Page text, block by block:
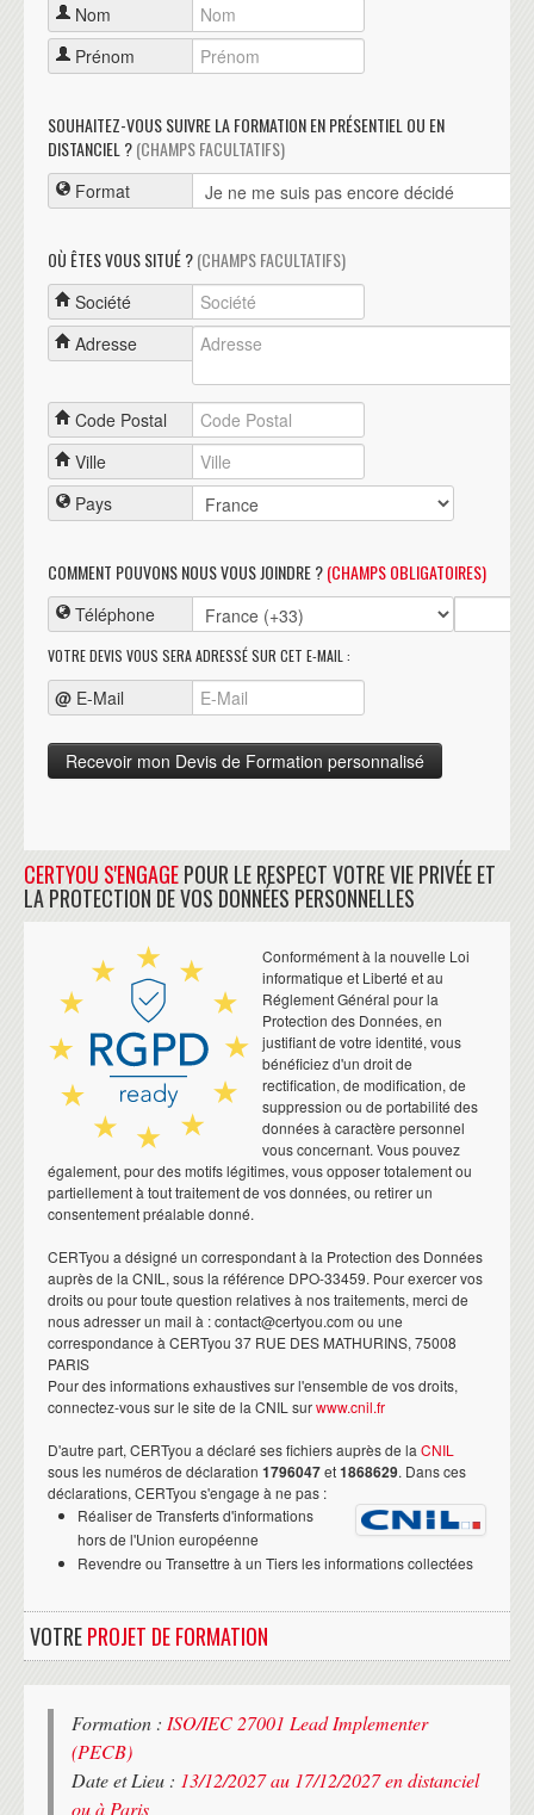
Nom
Prénom
SOUHAITEZ-VOUS SUIVRE LA FORMATION EN PRÉSENTIEL OU EN
DISTANCIEL ?(CHAMPS FACULTATIFS)
Format
OÙ ÊTES VOUS SITUÉ ?(CHAMPS FACULTATIFS)
Société
Adresse
Code Postal
Ville
Pays
COMMENT POUVONS NOUS VOUS JOINDRE ?(CHAMPS OBLIGATOIRES)
Téléphone
VOTRE DEVIS VOUS SERA ADRESSÉ SUR CET E-MAIL :
@ E-Mail
CERTYOU S'ENGAGEPOUR LE RESPECT VOTRE VIE PRIVÉE ET
LA PROTECTION DE VOS DONNÉES PERSONNELLES
Conformément à la nouvelle Loi
informatique et Liberté et au
Réglement Général pour la
Protection des Données, en
justifiant de votre identité, vous
bénéficiez d'un droit de
rectification, de modification, de
suppression ou de portabilité des
données à caractère personnel
vous concernant. Vous pouvez
également, pour des motifs légitimes, vous opposer totalement ou
partiellement à tout traitement de vos données, ou retirer un
consentement préalable donné.
CERTyou a désigné un correspondant à la Protection des Données
auprès de la CNIL, sous la référence DPO-33459. Pour exercer vos
droits ou pour toute question relatives à nos traitements, merci de
nous adresser un mail à : contact@certyou.com ou une
correspondance à CERTyou 37 RUE DES MATHURINS, 75008
PARIS
Pour des informations exhaustives sur l'ensemble de vos droits,
connectez-vous sur le site de la CNIL surwww.cnil.fr
D'autre part, CERTyou a déclaré ses fichiers auprès de la CNIL
sous les numéros de déclaration 1796047et1868629. Dans ces
déclarations, CERTyou s'engage à ne pas :
Réaliser de Transferts d'informations
hors de l'Union européenne
Revendre ou Transettre à un Tiers les informations collectées
VOTREPROJET DE FORMATION
Formation : ISO/IEC 27001 Lead Implementer
(PECB)
Date et Lieu : 13/12/2027 au 17/12/2027 en distanciel
ou à Paris